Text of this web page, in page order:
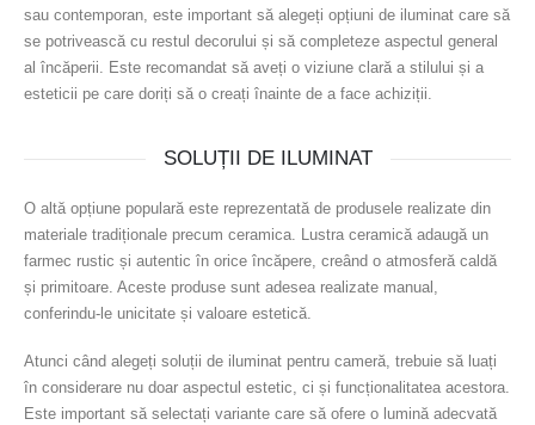
sau contemporan, este important să alegeți opțiuni de iluminat care să
se potrivească cu restul decorului și să completeze aspectul general
al încăperii. Este recomandat să aveți o viziune clară a stilului și a
esteticii pe care doriți să o creați înainte de a face achiziții.
SOLUȚII DE ILUMINAT
O altă opțiune populară este reprezentată de produsele realizate din
materiale tradiționale precum ceramica. Lustra ceramică adaugă un
farmec rustic și autentic în orice încăpere, creând o atmosferă caldă
și primitoare. Aceste produse sunt adesea realizate manual,
conferindu-le unicitate și valoare estetică.
Atunci când alegeți soluții de iluminat pentru cameră, trebuie să luați
în considerare nu doar aspectul estetic, ci și funcționalitatea acestora.
Este important să selectați variante care să ofere o lumină adecvată